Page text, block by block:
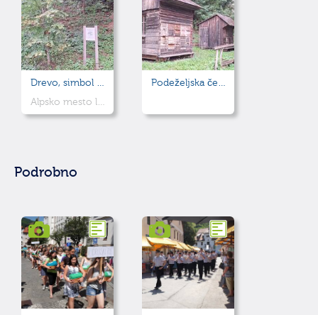
Drevo, simbol zavezanosti občine Idrija k trajnostnemu razvoju
Alpsko mesto leta
Podeželjska čebelnjaka
Podrobno